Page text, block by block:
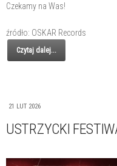
Czekamy na Was!
źródło: OSKAR Records
Czytaj dalej...
21 LUT 2026
USTRZYCKI